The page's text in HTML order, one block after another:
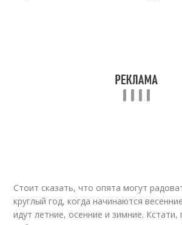
Стоит сказать, что опята могут
круглый год, когда начинаются
идут летние, осенние и зимние.